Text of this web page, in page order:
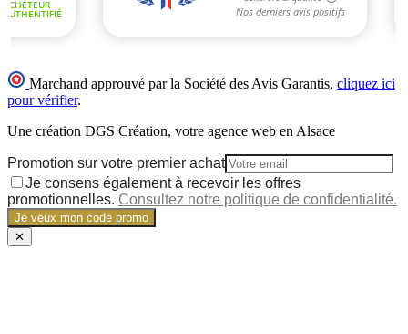
Marchand approuvé par la Société des Avis Garantis, cliquez ici
pour vérifier.
Une création DGS Création, votre agence web en Alsace
Promotion sur votre premier achat
Je consens également à recevoir les offres
promotionnelles. Consultez notre politique de confidentialité.
Je veux mon code promo
✕